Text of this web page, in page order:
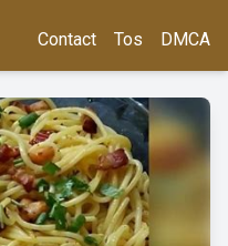
Contact Tos DMCA